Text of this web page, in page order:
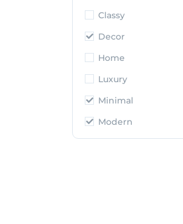
Classy
Decor
Home
Luxury
Minimal
Modern